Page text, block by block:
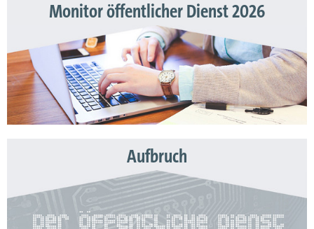
Monitor öffentlicher Dienst 2026
Aufbruch